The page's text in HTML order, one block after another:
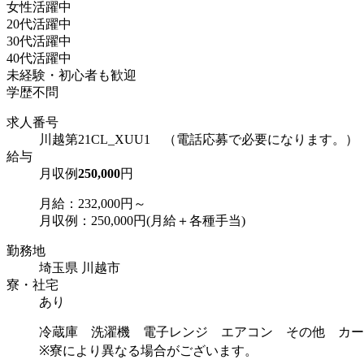
女性活躍中
20代活躍中
30代活躍中
40代活躍中
未経験・初心者も歓迎
学歴不問
求人番号
川越第21CL_XUU1 （電話応募で必要になります。）
給与
月収例250,000円
月給：232,000円～
月収例：250,000円(月給＋各種手当)
勤務地
埼玉県 川越市
寮・社宅
あり
冷蔵庫 洗濯機 電子レンジ エアコン その他 カー
※寮により異なる場合がございます。